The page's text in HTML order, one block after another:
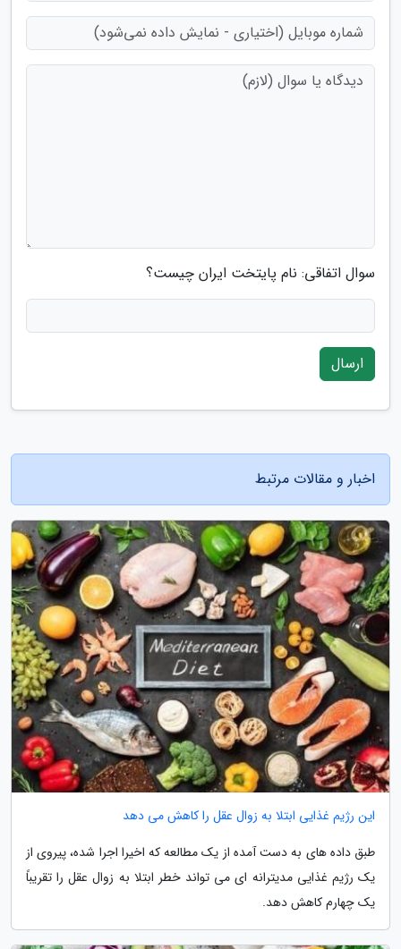
سوال اتفاقی: نام پایتخت ایران چیست؟
ارسال
اخبار و مقالات مرتبط
این رژیم غذایی ابتلا به زوال عقل را کاهش می دهد
طبق داده های به دست آمده از یک مطالعه که اخیرا اجرا شده، پیروی از
یک رژیم غذایی مدیترانه ای می تواند خطر ابتلا به زوال عقل را تقریباً
یک چهارم کاهش دهد.